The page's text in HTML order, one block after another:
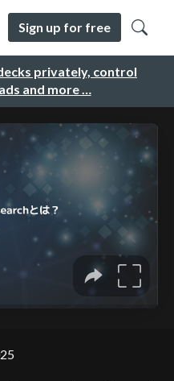
privately, control
and more …
Sign up for free